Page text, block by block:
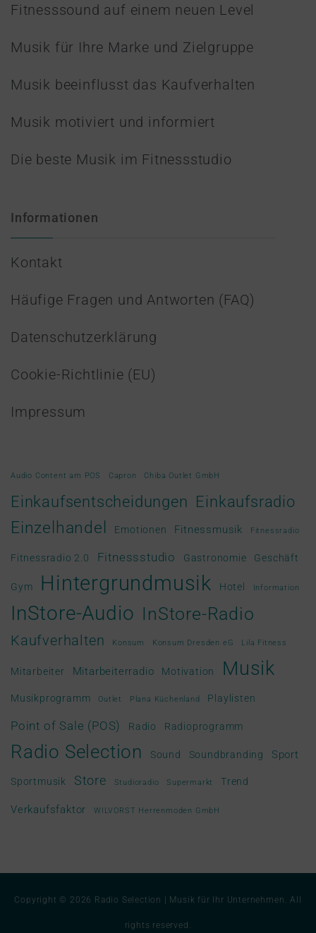
Fitnesssound auf einem neuen Level
Musik für Ihre Marke und Zielgruppe
Musik beeinflusst das Kaufverhalten
Musik motiviert und informiert
Die beste Musik im Fitnessstudio
Informationen
Kontakt
Häufige Fragen und Antworten (FAQ)
Datenschutzerklärung
Cookie-Richtlinie (EU)
Impressum
Audio Content am POS Capron Chiba Outlet GmbH
Einkaufsentscheidungen Einkaufsradio
Einzelhandel Emotionen Fitnessmusik Fitnessradio
Fitnessradio 2.0 Fitnessstudio Gastronomie Geschäft
Gym Hintergrundmusik Hotel Information
InStore-Audio InStore-Radio
Kaufverhalten Konsum Konsum Dresden eG Lila Fitness
Mitarbeiter Mitarbeiterradio Motivation Musik
Musikprogramm Outlet Plana Küchenland Playlisten
Point of Sale (POS) Radio Radioprogramm
Radio Selection Sound Soundbranding Sport
Sportmusik Store Studioradio Supermarkt Trend
Verkaufsfaktor WILVORST Herrenmoden GmbH
Copyright © 2026 Radio Selection | Musik für Ihr Unternehmen . All
rights reserved.